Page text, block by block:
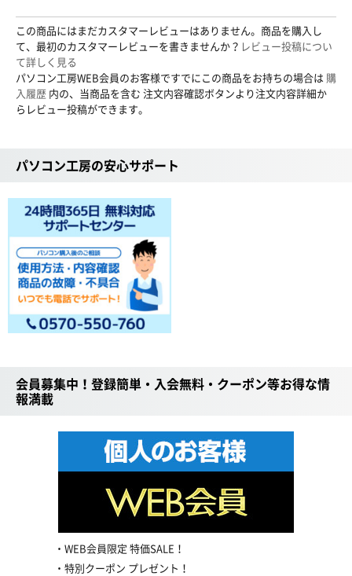
この商品にはまだカスタマーレビューはありません。商品を購入し
て、最初のカスタマーレビューを書きませんか？ レビュー投稿につい
て詳しく見る
パソコン工房WEB会員のお客様ですでにこの商品をお持ちの場合は 購
入履歴 内の、当商品を含む 注文内容確認ボタンより注文内容詳細か
らレビュー投稿ができます。
パソコン工房の安心サポート
会員募集中！登録簡単・入会無料・クーポン等お得な情
報満載
WEB会員限定 特価SALE！
特別クーポン プレゼント！